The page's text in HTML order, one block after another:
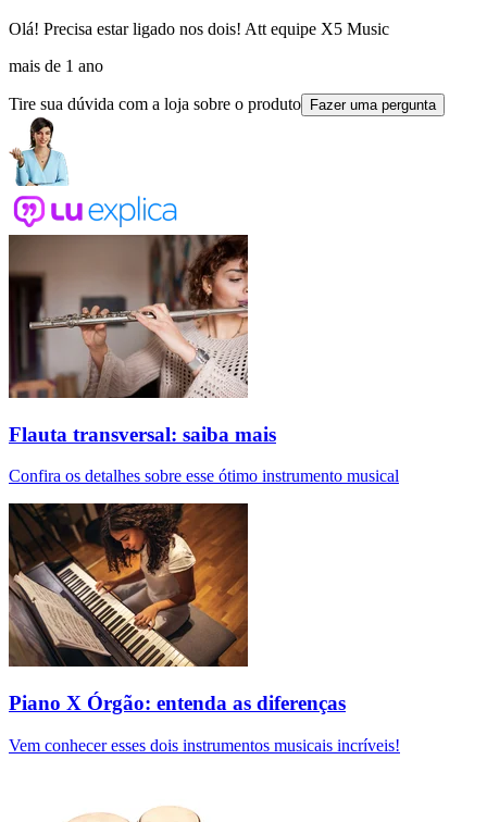
Olá! Precisa estar ligado nos dois! Att equipe X5 Music
mais de 1 ano
Tire sua dúvida com a loja sobre o produto Fazer uma pergunta
Flauta transversal: saiba mais
Confira os detalhes sobre esse ótimo instrumento musical
Piano X Órgão: entenda as diferenças
Vem conhecer esses dois instrumentos musicais incríveis!